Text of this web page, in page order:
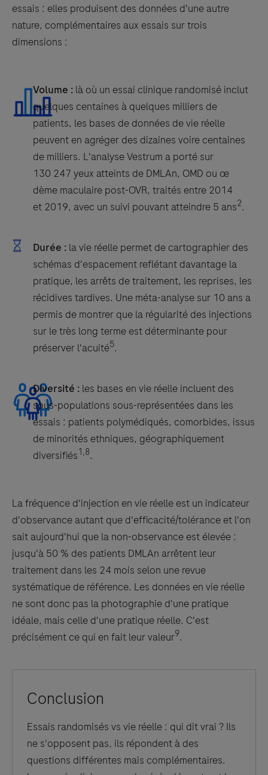
essais : elles produisent des données d'une autre
nature, complémentaires aux essais sur trois
dimensions :
Volume : là où un essai clinique randomisé inclut
quelques centaines à quelques milliers de
patients, les bases de données de vie réelle
peuvent en agréger des dizaines voire centaines
de milliers. L'analyse Vestrum a porté sur
130 247 yeux atteints de DMLAn, OMD ou œ
dème maculaire post-OVR, traités entre 2014
et 2019, avec un suivi pouvant atteindre 5 ans2.
Durée : la vie réelle permet de cartographier des
schémas d'espacement reflétant davantage la
pratique, les arrêts de traitement, les reprises, les
récidives tardives. Une méta-analyse sur 10 ans a
permis de montrer que la régularité des injections
sur le très long terme est déterminante pour
préserver l'acuité5.
Diversité : les bases en vie réelle incluent des
sous-populations sous-représentées dans les
essais : patients polymédiqués, comorbides, issus
de minorités ethniques, géographiquement
diversifiés1,8.
La fréquence d'injection en vie réelle est un indicateur
d'observance autant que d'efficacité/tolérance et l'on
sait aujourd'hui que la non-observance est élevée :
jusqu'à 50 % des patients DMLAn arrêtent leur
traitement dans les 24 mois selon une revue
systématique de référence. Les données en vie réelle
ne sont donc pas la photographie d'une pratique
idéale, mais celle d'une pratique réelle. C'est
précisément ce qui en fait leur valeur9.
Conclusion
Essais randomisés vs vie réelle : qui dit vrai ? Ils
ne s'opposent pas, ils répondent à des
questions différentes mais complémentaires.